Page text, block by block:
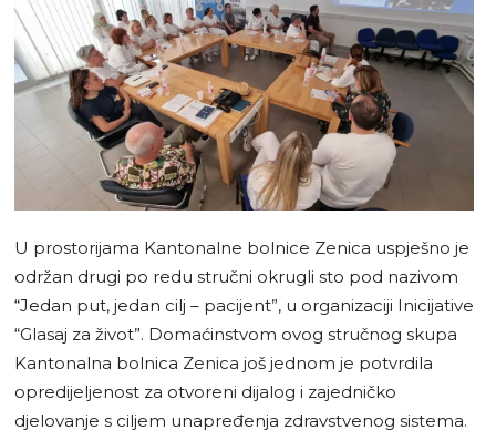
U prostorijama Kantonalne bolnice Zenica uspješno je
održan drugi po redu stručni okrugli sto pod nazivom
“Jedan put, jedan cilj – pacijent”, u organizaciji Inicijative
“Glasaj za život”. Domaćinstvom ovog stručnog skupa
Kantonalna bolnica Zenica još jednom je potvrdila
opredijeljenost za otvoreni dijalog i zajedničko
djelovanje s ciljem unapređenja zdravstvenog sistema.